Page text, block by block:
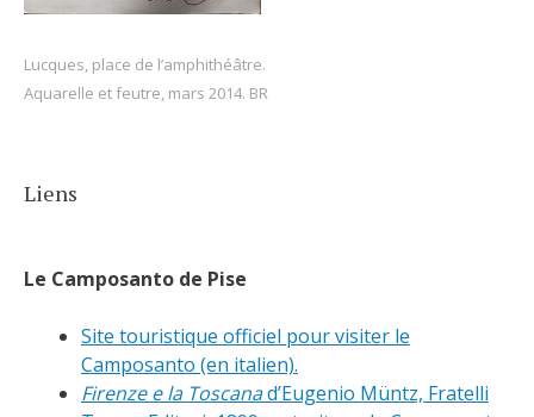
Lucques, place de l’amphithéâtre.
Aquarelle et feutre, mars 2014. BR
Liens
Le Camposanto de Pise
Site touristique officiel pour visiter le
Camposanto (en italien).
Firenze e la Toscanad’Eugenio Müntz, Fratelli